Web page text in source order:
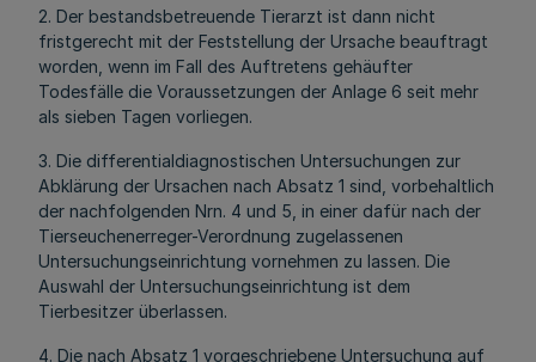
2. Der bestandsbetreuende Tierarzt ist dann nicht
fristgerecht mit der Feststellung der Ursache beauftragt
worden, wenn im Fall des Auftretens gehäufter
Todesfälle die Voraussetzungen der Anlage 6 seit mehr
als sieben Tagen vorliegen.
3. Die differentialdiagnostischen Untersuchungen zur
Abklärung der Ursachen nach Absatz 1 sind, vorbehaltlich
der nachfolgenden Nrn. 4 und 5, in einer dafür nach der
Tierseuchenerreger-Verordnung zugelassenen
Untersuchungseinrichtung vornehmen zu lassen. Die
Auswahl der Untersuchungseinrichtung ist dem
Tierbesitzer überlassen.
4. Die nach Absatz 1 vorgeschriebene Untersuchung auf